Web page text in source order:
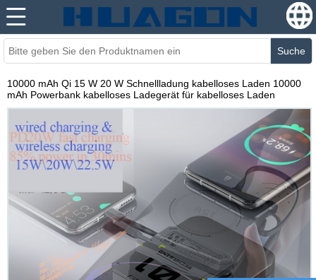
Suche
10000 mAh Qi 15 W 20 W Schnellladung kabelloses Laden 10000
mAh Powerbank kabelloses Ladegerät für kabelloses Laden